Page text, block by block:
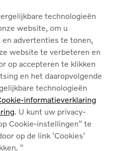
info
technologieën
website, om u
advertenties te tonen,
website te verbeteren en
op accepteren te klikken
en het daaropvolgende
technologieën
informatieverklaring
. U kunt uw privacy-
Cookie-instellingen" te
op de link 'Cookies'
"